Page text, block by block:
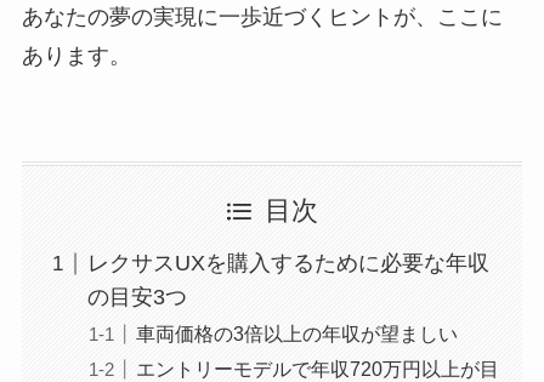
あなたの夢の実現に一歩近づくヒントが、ここに
あります。
目次
レクサスUXを購入するために必要な年収
の目安3つ
車両価格の3倍以上の年収が望ましい
エントリーモデルで年収720万円以上が目